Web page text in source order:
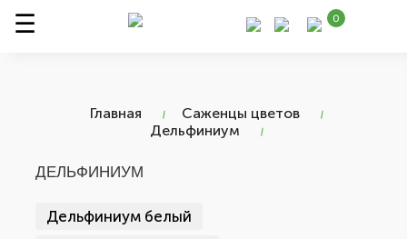
0
Главная
Саженцы цветов
Дельфиниум
ДЕЛЬФИНИУМ
Дельфиниум белый